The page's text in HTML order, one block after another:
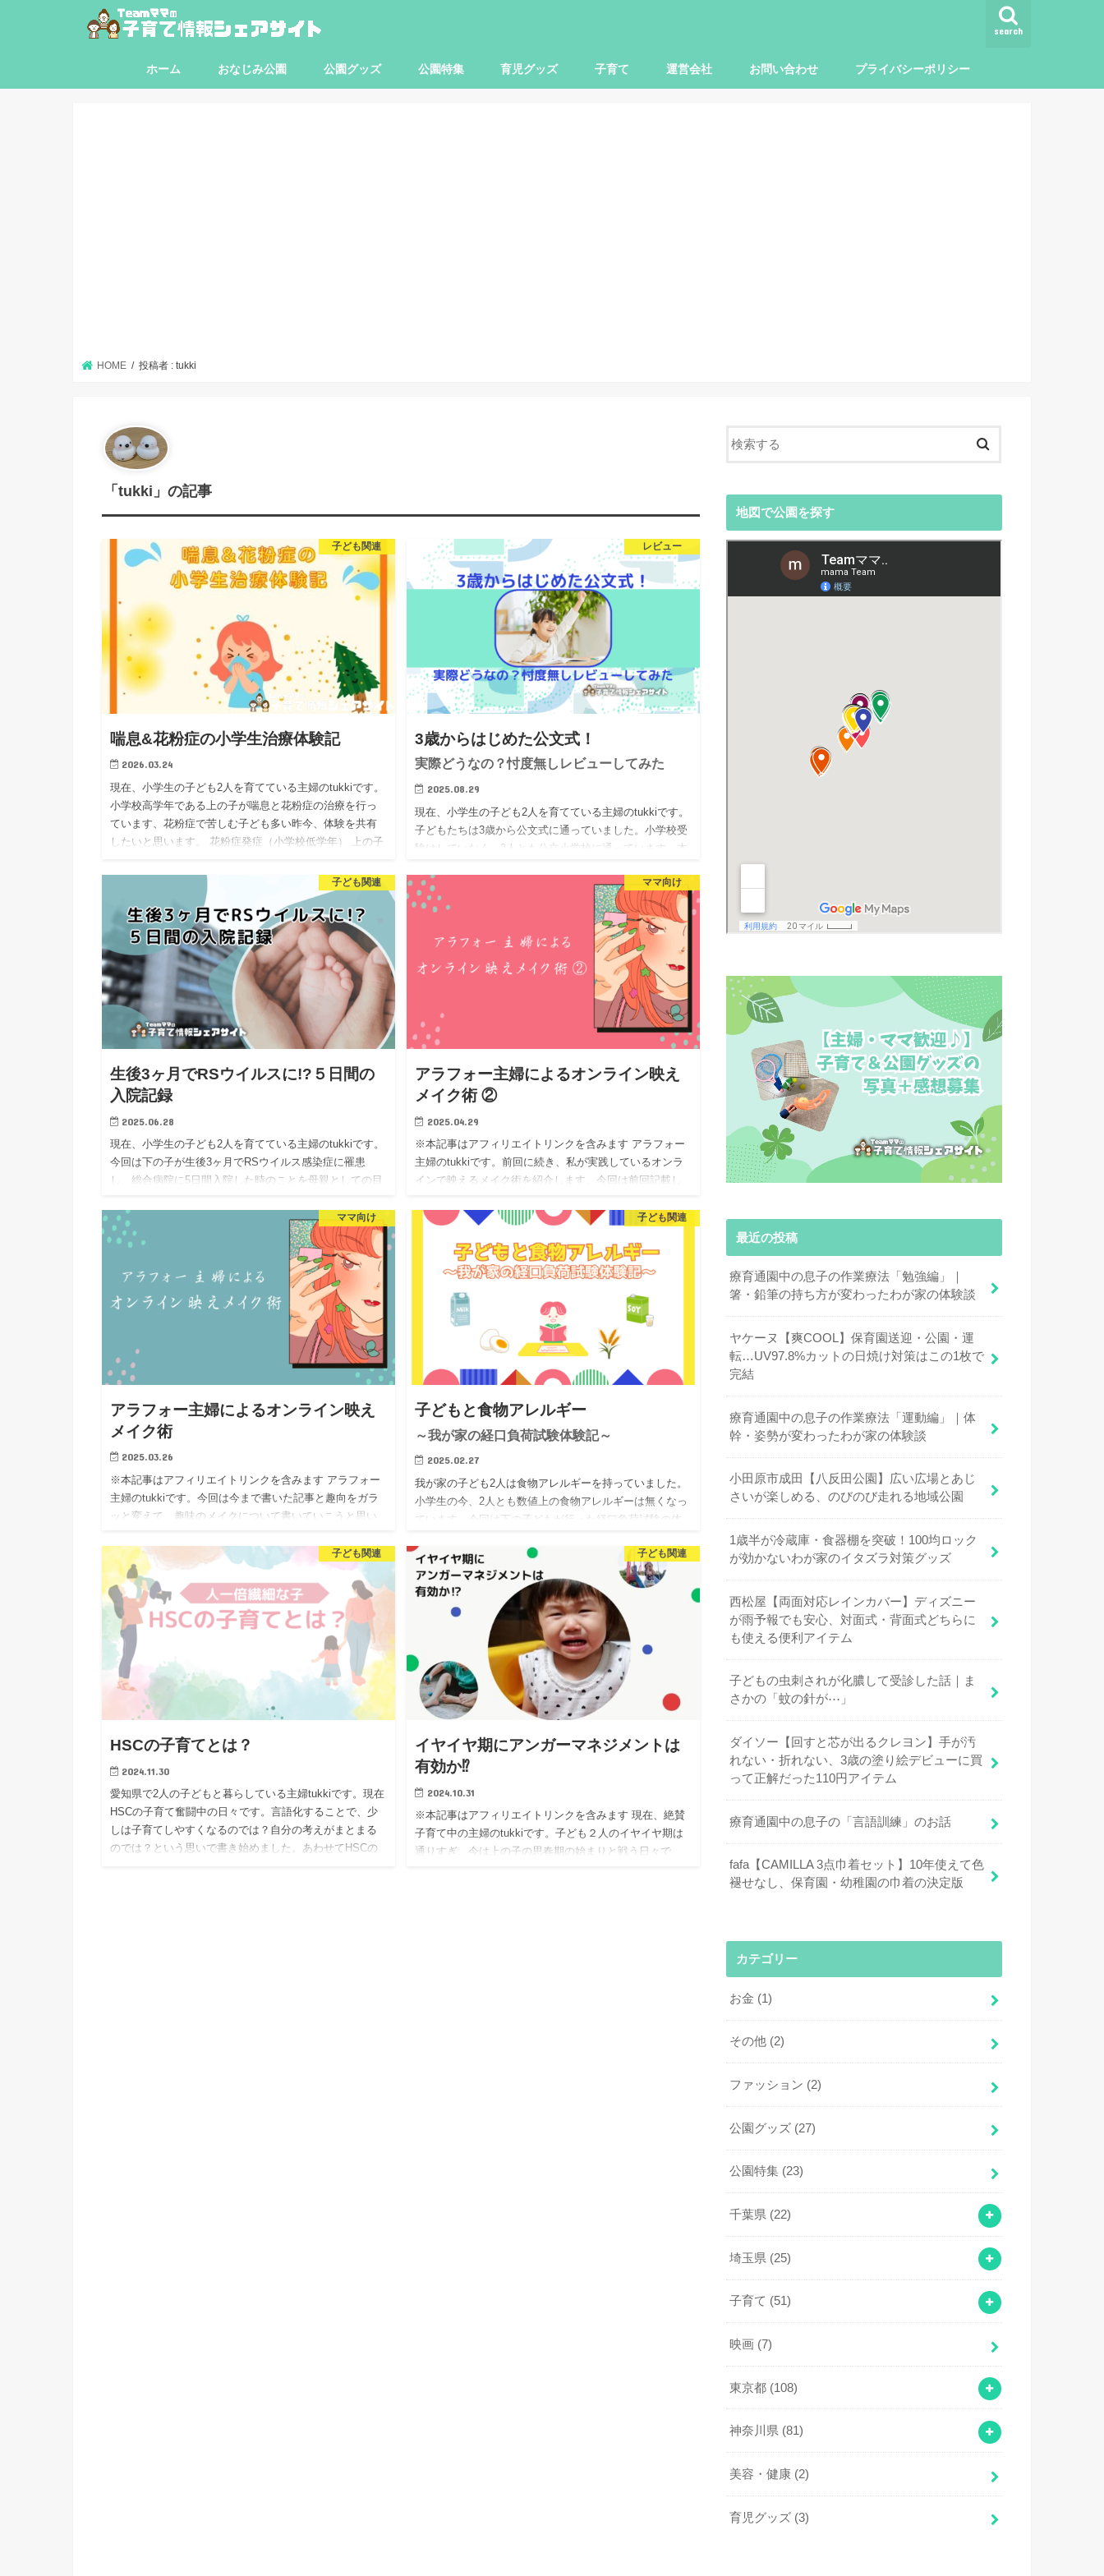
search
ホーム おなじみ公園 公園グッズ 公園特集 育児グッズ 子育て 運営会社 お問い合わせ プライバシーポリシー
HOME 投稿者 : tukki
「tukki」の記事
子ども関連
喘息&花粉症の小学生治療体験記
2026.03.24
現在、小学生の子ども2人を育てている主婦のtukkiです。
小学校高学年である上の子が喘息と花粉症の治療を行っ
ています、花粉症で苦しむ子ども多い昨今、体験を共有
したいと思います。 花粉症発症（小学校低学年） 上の子
レビュー
3歳からはじめた公文式！
実際どうなの？忖度無しレビューしてみた
2025.08.29
現在、小学生の子ども2人を育てている主婦のtukkiです。
子どもたちは3歳から公文式に通っていました。小学校受
験はしていなく、2人とも公立小学校に通っています。本
しでレビ…
子ども関連
生後3ヶ月でRSウイルスに!?５日間の
入院記録
2025.06.28
現在、小学生の子ども2人を育てている主婦のtukkiです。
今回は下の子が生後3ヶ月でRSウイルス感染症に罹患
し、総合病院に5日間入院した時のことを母親としての目
り、今…
ママ向け
アラフォー主婦によるオンライン映え
メイク術 ②
2025.04.29
※本記事はアフィリエイトリンクを含みます アラフォー
主婦のtukkiです。前回に続き、私が実践しているオンラ
インで映えるメイク術を紹介します。今回は前回記載し
特にコスメ関…
ママ向け
アラフォー主婦によるオンライン映え
メイク術
2025.03.26
※本記事はアフィリエイトリンクを含みます アラフォー
主婦のtukkiです。今回は今まで書いた記事と趣向をガラ
ッと変えて、趣味のメイクについて書いていこうと思い
はなく、本当…
子ども関連
子どもと食物アレルギー
～我が家の経口負荷試験体験記～
2025.02.27
我が家の子ども2人は食物アレルギーを持っていました。
小学生の今、2人とも数値上の食物アレルギーは無くなっ
ています。今回は下の子どもが行った経口負荷試験の体
荷試験を受ける前…
子ども関連
HSCの子育てとは？
2024.11.30
愛知県で2人の子どもと暮らしている主婦tukkiです。現在
HSCの子育て奮闘中の日々です。言語化することで、少
しは子育てしやすくなるのでは？自分の考えがまとまる
のでは？という思いで書き始めました。あわせてHSCの
子ども関連
イヤイヤ期にアンガーマネジメントは
有効か⁉
2024.10.31
※本記事はアフィリエイトリンクを含みます 現在、絶賛
子育て中の主婦のtukkiです。子ども２人のイヤイヤ期は
通りすぎ、今は上の子の思春期の始まりと戦う日々で
地図で公園を探す
最近の投稿
療育通園中の息子の作業療法「勉強編」｜
箸・鉛筆の持ち方が変わったわが家の体験談
ヤケーヌ【爽COOL】保育園送迎・公園・運
転…UV97.8%カットの日焼け対策はこの1枚で
完結
療育通園中の息子の作業療法「運動編」｜体
幹・姿勢が変わったわが家の体験談
小田原市成田【八反田公園】広い広場とあじ
さいが楽しめる、のびのび走れる地域公園
1歳半が冷蔵庫・食器棚を突破！100均ロック
が効かないわが家のイタズラ対策グッズ
西松屋【両面対応レインカバー】ディズニー
が雨予報でも安心、対面式・背面式どちらに
も使える便利アイテム
子どもの虫刺されが化膿して受診した話｜ま
さかの「蚊の針が⋯」
ダイソー【回すと芯が出るクレヨン】手が汚
れない・折れない、3歳の塗り絵デビューに買
って正解だった110円アイテム
療育通園中の息子の「言語訓練」のお話
fafa【CAMILLA 3点巾着セット】10年使えて色
褪せなし、保育園・幼稚園の巾着の決定版
カテゴリー
お金 (1)
その他 (2)
ファッション (2)
公園グッズ (27)
公園特集 (23)
千葉県 (22)
埼玉県 (25)
子育て (51)
映画 (7)
東京都 (108)
神奈川県 (81)
美容・健康 (2)
育児グッズ (3)